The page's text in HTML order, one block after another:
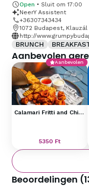
Open • Sluit om 17:00
NeerY Assistent
+36307343434
1072 Budapest,
http://
BRUNCH
Aanbevolen
Aanbevolen
Calamari Fritti and Chips
5350 Ft
Beoordelingen (